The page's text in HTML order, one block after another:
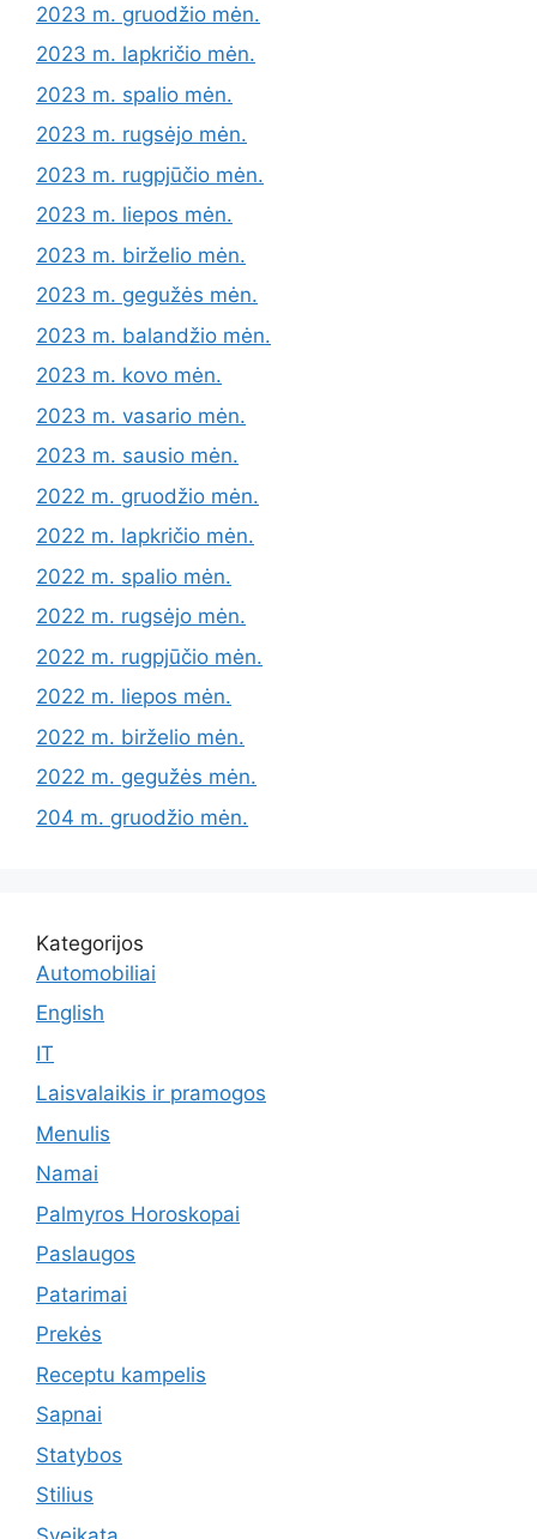
2023 m. gruodžio mėn.
2023 m. lapkričio mėn.
2023 m. spalio mėn.
2023 m. rugsėjo mėn.
2023 m. rugpjūčio mėn.
2023 m. liepos mėn.
2023 m. birželio mėn.
2023 m. gegužės mėn.
2023 m. balandžio mėn.
2023 m. kovo mėn.
2023 m. vasario mėn.
2023 m. sausio mėn.
2022 m. gruodžio mėn.
2022 m. lapkričio mėn.
2022 m. spalio mėn.
2022 m. rugsėjo mėn.
2022 m. rugpjūčio mėn.
2022 m. liepos mėn.
2022 m. birželio mėn.
2022 m. gegužės mėn.
204 m. gruodžio mėn.
Kategorijos
Automobiliai
English
IT
Laisvalaikis ir pramogos
Menulis
Namai
Palmyros Horoskopai
Paslaugos
Patarimai
Prekės
Receptu kampelis
Sapnai
Statybos
Stilius